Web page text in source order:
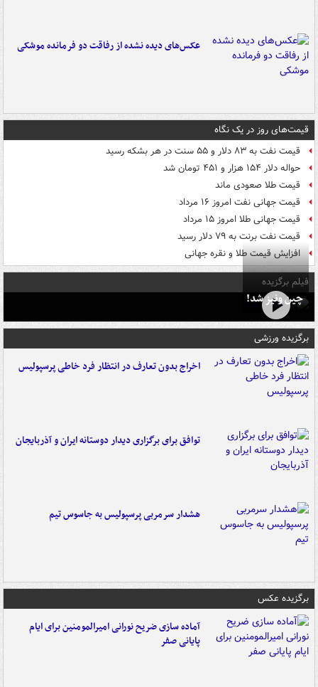
عکس‌های دیده نشده از رفاقت دو فرمانده‌ موشکی
قیمت‌های روز در یک نگاه
قیمت نفت به ۸۳ دلار و ۵۵ سنت در هر بشکه رسید
حواله دلار ۱۵۴ هزار و ۴۵۱ تومان شد
قیمت طلا صعودی ماند
قیمت جهانی نفت امروز ۱۶ مرداد
قیمت جهانی طلا امروز ۱۵ مرداد
قیمت نفت برنت به ۷۹ دلار رسید
افزایش قیمت طلا و نقره جهانی
فیلم برگزیده
چین ونیز شد!
برگزیده ورزشی
اخراج بدون تعارف در انتظار فرد خاطی پرسپولیس
توافق برای برگزاری دیدار دوستانه ایران و آذربایجان
هشدار سرمربی پرسپولیس به جاسوس تیم
برگزیده عکس
آماده سازی ضریح نورانی امیرالمومنین برای ایام
پایانی صفر